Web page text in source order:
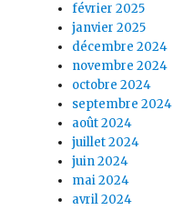
février 2025
janvier 2025
décembre 2024
novembre 2024
octobre 2024
septembre 2024
août 2024
juillet 2024
juin 2024
mai 2024
avril 2024